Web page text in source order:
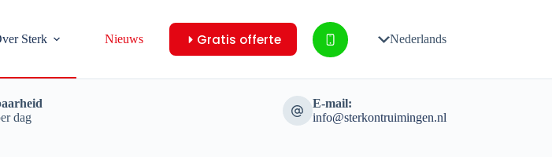
Sterk Nieuws Gratis offerte Nederlands
dag
E-mail:
info@sterkontruimingen.nl